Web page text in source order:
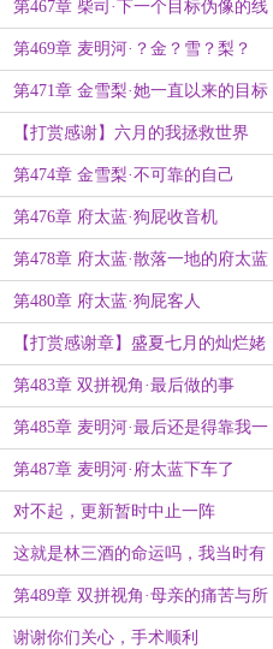
第467章 柴司·下一个目标伪像的线
索
第469章 麦明河·？金？雪？梨？
第471章 金雪梨·她一直以来的目标
都非常明确
【打赏感谢】六月的我拯救世界
了？
第474章 金雪梨·不可靠的自己
第476章 府太蓝·狗屁收音机
第478章 府太蓝·散落一地的府太蓝
第480章 府太蓝·狗屁客人
【打赏感谢章】盛夏七月的灿烂姥
姥，很暖冬
第483章 双拼视角·最后做的事
第485章 麦明河·最后还是得靠我一
个老太太
第487章 麦明河·府太蓝下车了
对不起，更新暂时中止一阵
这就是林三酒的命运吗，我当时有
点残忍了吧
第489章 双拼视角·母亲的痛苦与所
有物
谢谢你们关心，手术顺利